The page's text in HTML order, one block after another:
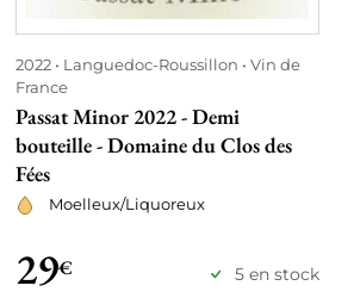
2022 Languedoc-Roussillon
Vin de
France
Passat Minor 2022 - Demi
bouteille - Domaine du Clos des
Fées
Moelleux/Liquoreux
29€ 5 en stock